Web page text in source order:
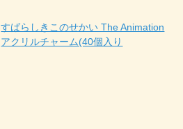
すばらしきこのせかい The Animation
アクリルチャーム(40個入り